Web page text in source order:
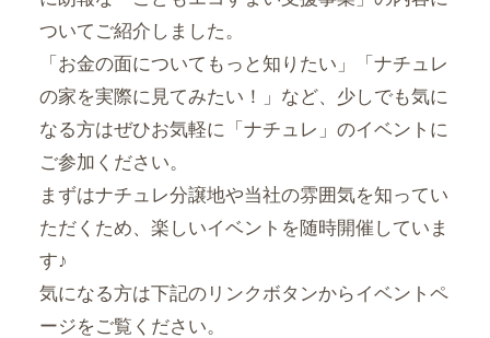
ついてご紹介しました。
「お金の面についてもっと知りたい」「ナチュレ
の家を実際に見てみたい！」など、少しでも気に
なる方はぜひお気軽に「ナチュレ」のイベントに
ご参加ください。
まずはナチュレ分譲地や当社の雰囲気を知ってい
ただくため、楽しいイベントを随時開催していま
す♪
気になる方は下記のリンクボタンからイベントペ
ージをご覧ください。